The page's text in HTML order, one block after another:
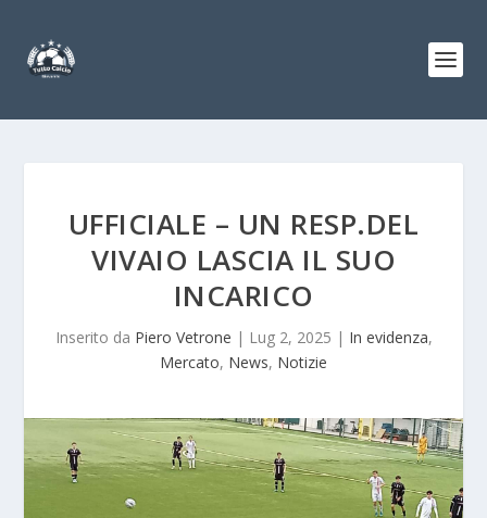
UFFICIALE – UN RESP.DEL
VIVAIO LASCIA IL SUO
INCARICO
Inserito da Piero Vetrone | Lug 2, 2025 | In evidenza,
Mercato, News, Notizie